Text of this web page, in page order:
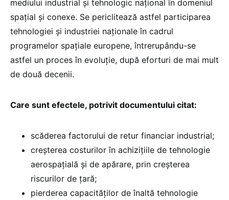
mediului industrial și tehnologic național în domeniul
spațial și conexe. Se periclitează astfel participarea
tehnologiei și industriei naționale în cadrul
programelor spațiale europene, întrerupându-se
astfel un proces în evoluție, după eforturi de mai mult
de două decenii.
Care sunt efectele, potrivit documentului citat:
scăderea factorului de retur financiar industrial;
creșterea costurilor în achizițiile de tehnologie
aerospațială și de apărare, prin creșterea
riscurilor de țară;
pierderea capacităților de înaltă tehnologie